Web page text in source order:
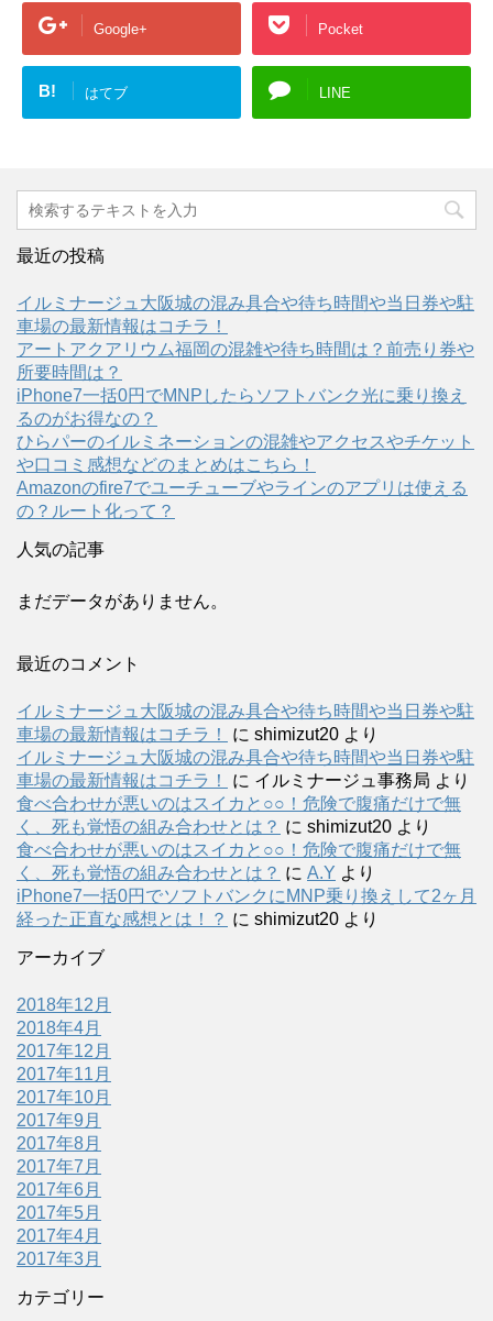
Google+ Pocket
B! はてブ LINE
最近の投稿
イルミナージュ大阪城の混み具合や待ち時間や当日券や駐
車場の最新情報はコチラ！
アートアクアリウム福岡の混雑や待ち時間は？前売り券や
所要時間は？
iPhone7一括0円でMNPしたらソフトバンク光に乗り換え
るのがお得なの？
ひらパーのイルミネーションの混雑やアクセスやチケット
や口コミ感想などのまとめはこちら！
Amazonのfire7でユーチューブやラインのアプリは使える
の？ルート化って？
人気の記事
まだデータがありません。
最近のコメント
イルミナージュ大阪城の混み具合や待ち時間や当日券や駐
車場の最新情報はコチラ！
に shimizut20 より
イルミナージュ大阪城の混み具合や待ち時間や当日券や駐
車場の最新情報はコチラ！
に イルミナージュ事務局 より
食べ合わせが悪いのはスイカと○○！危険で腹痛だけで無
く、死も覚悟の組み合わせとは？ に shimizut20 より
食べ合わせが悪いのはスイカと○○！危険で腹痛だけで無
く、死も覚悟の組み合わせとは？ に A.Y より
iPhone7一括0円でソフトバンクにMNP乗り換えして2ヶ月
経った正直な感想とは！？ に shimizut20 より
アーカイブ
2018年12月
2018年4月
2017年12月
2017年11月
2017年10月
2017年9月
2017年8月
2017年7月
2017年6月
2017年5月
2017年4月
2017年3月
カテゴリー